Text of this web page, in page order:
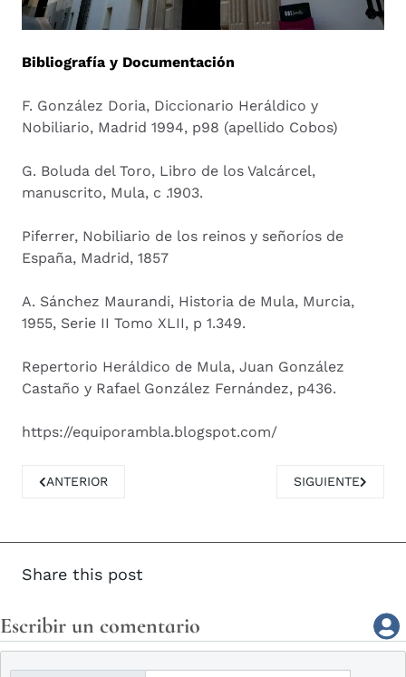
Bibliografía y Documentación
F. González Doria, Diccionario Heráldico y
Nobiliario, Madrid 1994, p98 (apellido Cobos)
G. Boluda del Toro, Libro de los Valcárcel,
manuscrito, Mula, c .1903.
Piferrer, Nobiliario de los reinos y señoríos de
España, Madrid, 1857
A. Sánchez Maurandi, Historia de Mula, Murcia,
1955, Serie II Tomo XLII, p 1.349.
Repertorio Heráldico de Mula, Juan González
Castaño y Rafael González Fernández, p436.
https://equiporambla.blogspot.com/
ARTÍCULO ANTERIOR: FAMILIA PEREZ DE MOLINA
ANTERIOR ARTÍCULO
SIGUIENTE
Share this post
Escribir un comentario